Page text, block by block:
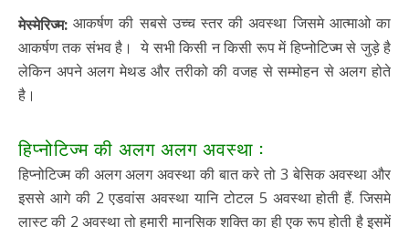
मेस्मेरिज्म: आकर्षण की सबसे उच्च स्तर की अवस्था जिसमे आत्माओ का
आकर्षण तक संभव है। ये सभी किसी न किसी रूप में हिप्नोटिज्म से जुड़े है
लेकिन अपने अलग मेथड और तरीको की वजह से सम्मोहन से अलग होते
है।
हिप्नोटिज्म की अलग अलग अवस्था :
हिप्नोटिज्म की अलग अलग अवस्था की बात करे तो 3 बेसिक अवस्था और
इससे आगे की 2 एडवांस अवस्था यानि टोटल 5 अवस्था होती हैं. जिसमे
लास्ट की 2 अवस्था तो हमारी मानसिक शक्ति का ही एक रूप होती है इसमें